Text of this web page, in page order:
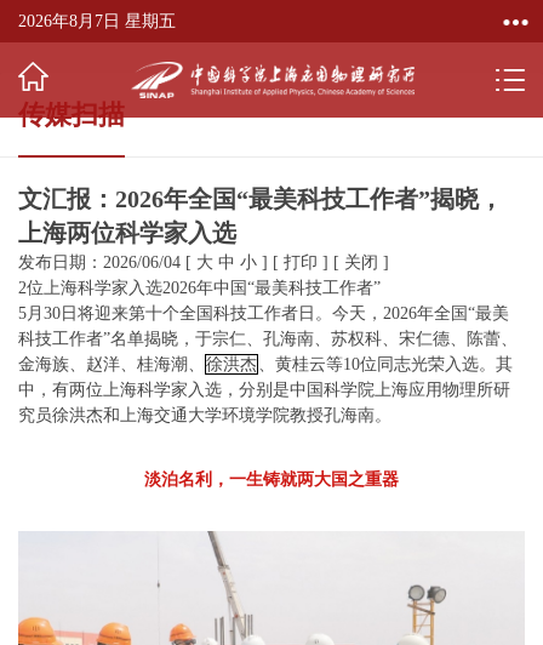
2026年8月7日 星期五
传媒扫描
文汇报：2026年全国“最美科技工作者”揭晓，
上海两位科学家入选
发布日期：2026/06/04 [ 大 中 小 ] [ 打印 ] [ 关闭 ]
2位上海科学家入选2026年中国“最美科技工作者”
5月30日将迎来第十个全国科技工作者日。今天，2026年全国“最美
科技工作者”名单揭晓，于宗仁、孔海南、苏权科、宋仁德、陈蕾、
金海族、赵洋、桂海潮、 徐洪杰、黄桂云等10位同志光荣入选。其
中，有两位上海科学家入选，分别是中国科学院上海应用物理所研
究员徐洪杰和上海交通大学环境学院教授孔海南。
淡泊名利，一生铸就两大国之重器